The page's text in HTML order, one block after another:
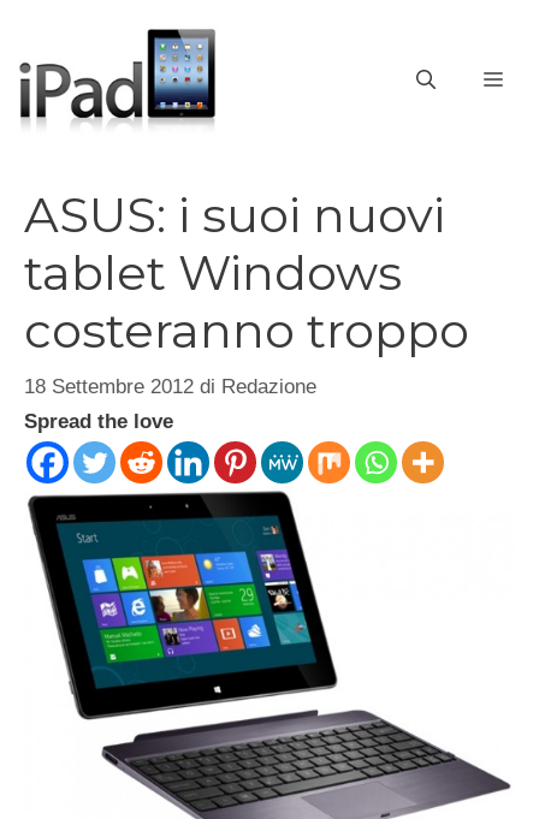
contenuto
ASUS: i suoi nuovi
tablet Windows
costeranno troppo
18 Settembre 2012 di Redazione
Spread the love